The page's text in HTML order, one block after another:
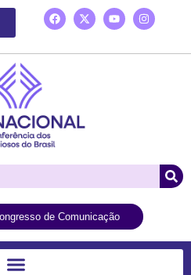
de Comunicação